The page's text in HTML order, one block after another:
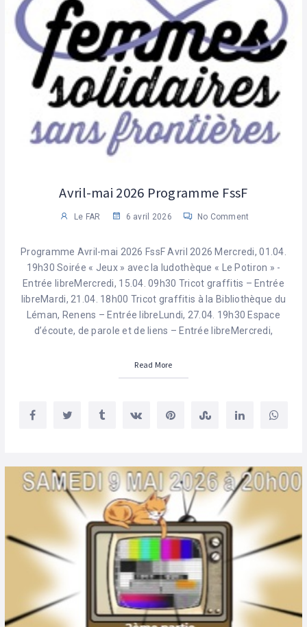
Avril-mai 2026 Programme FssF
Le FAR 6 avril 2026 No Comment
Programme Avril-mai 2026 FssF Avril 2026 Mercredi, 01.04.
19h30 Soirée « Jeux » avec la ludothèque « Le Potiron » -
Entrée libreMercredi, 15.04. 09h30 Tricot graffitis – Entrée
libreMardi, 21.04. 18h00 Tricot graffitis à la Bibliothèque du
Léman, Renens – Entrée libreLundi, 27.04. 19h30 Espace
d’écoute, de parole et de liens – Entrée libreMercredi,
Read More